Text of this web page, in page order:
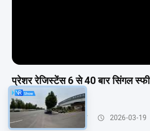
प्रेशर रेजिस्टेंस 6 से 40 बार सिंगल
इंजीनियर किया गया
एकल गोला लचीला रबर जोड़ 2026-03-19